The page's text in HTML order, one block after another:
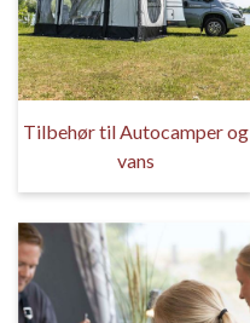
Tilbehør til Autocamper og
vans